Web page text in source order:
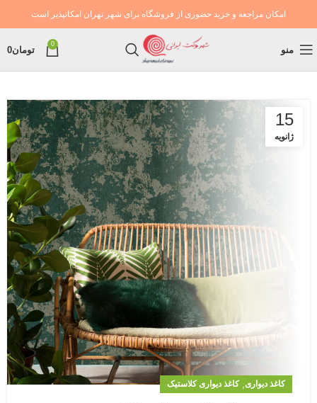
امکان مراجعه و خرید حضوری از فروشگاه برای شهر تهران امکانپذیر است
منو
0
تومان0
15
ژانویه
کاغذ دیواری ,کاغذ دیواری کلاستیک